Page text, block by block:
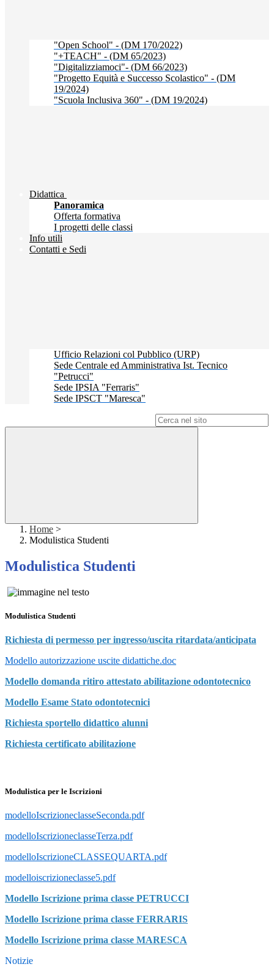
"Open School" - (DM 170/2022)
"+TEACH" - (DM 65/2023)
"Digitalizziamoci"- (DM 66/2023)
"Progetto Equità e Successo Scolastico" - (DM
19/2024)
"Scuola Inclusiva 360" - (DM 19/2024)
Didattica
Panoramica
Offerta formativa
I progetti delle classi
Info utili
Contatti e Sedi
Ufficio Relazioni col Pubblico (URP)
Sede Centrale ed Amministrativa Ist. Tecnico
"Petrucci"
Sede IPSIA "Ferraris"
Sede IPSCT "Maresca"
Home >
Modulistica Studenti
Modulistica Studenti
Modulistica Studenti
Richiesta di permesso per ingresso/uscita ritardata/anticipata
Modello autorizzazione uscite didattiche.doc
Modello domanda ritiro attestato abilitazione odontotecnico
Modello Esame Stato odontotecnici
Richiesta sportello didattico alunni
Richiesta certificato abilitazione
Modulistica per le Iscrizioni
modelloIscrizioneclasseSeconda.pdf
modelloIscrizioneclasseTerza.pdf
modelloIscrizioneCLASSEQUARTA.pdf
modelloiscrizioneclasse5.pdf
Modello Iscrizione prima classe PETRUCCI
Modello Iscrizione prima classe FERRARIS
Modello Iscrizione prima classe MARESCA
Notizie